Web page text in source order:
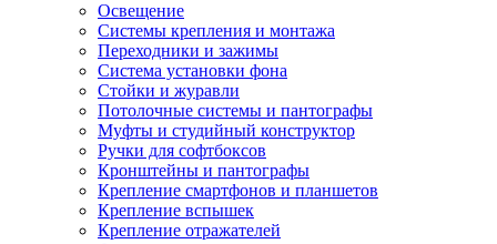
Освещение
Системы крепления и монтажа
Переходники и зажимы
Система установки фона
Стойки и журавли
Потолочные системы и пантографы
Муфты и студийный конструктор
Ручки для софтбоксов
Кронштейны и пантографы
Крепление смартфонов и планшетов
Крепление вспышек
Крепление отражателей